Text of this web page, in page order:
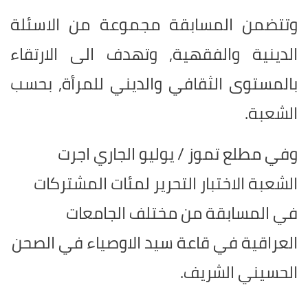
وتتضمن المسابقة مجموعة من الاسئلة
الدينية والفقهية, وتهدف الى الارتقاء
بالمستوى الثقافي والديني للمرأة, بحسب
الشعبة.
وفي مطلع تموز / يوليو الجاري اجرت
الشعبة الاختبار التحرير لمئات المشتركات
في المسابقة من مختلف الجامعات
العراقية في قاعة سيد الاوصياء في الصحن
الحسيني الشريف.